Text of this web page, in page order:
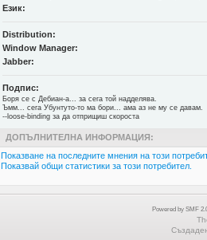
Език:
Distribution:
Window Manager:
Jabber:
Подпис:
Боря се с Дебиан-а... за сега той надделява.
Ъмм... сега Убунтуто-то ма бори... ама аз не му се давам.
--loose-binding за да отприщиш скороста
ДОПЪЛНИТЕЛНА ИНФОРМАЦИЯ:
Показване на последните мнения на този
Показвай общи статистики за този потребител.
Powered by SMF